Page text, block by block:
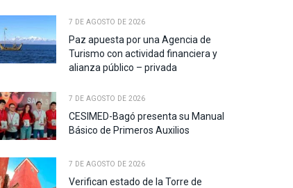
7 DE AGOSTO DE 2026
Paz apuesta por una Agencia de
Turismo con actividad financiera y
alianza público – privada
7 DE AGOSTO DE 2026
CESIMED-Bagó presenta su Manual
Básico de Primeros Auxilios
7 DE AGOSTO DE 2026
Verifican estado de la Torre de